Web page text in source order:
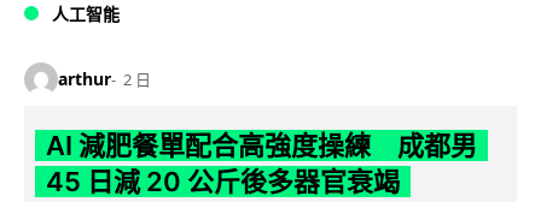
人工智能
arthur 2 日
AI 減肥餐單配合高強度操練 成都男
45 日減 20 公斤後多器官衰竭